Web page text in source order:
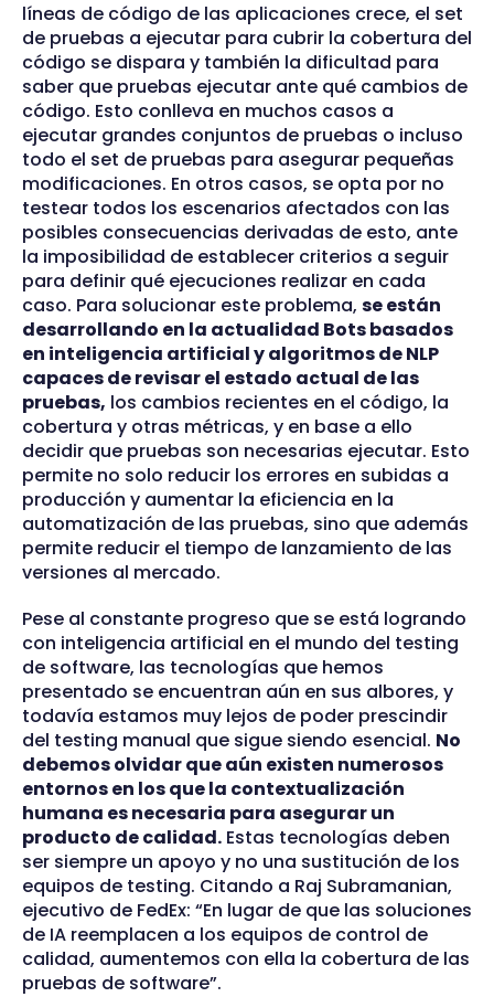
líneas de código de las aplicaciones crece, el set
de pruebas a ejecutar para cubrir la cobertura del
código se dispara y también la dificultad para
saber que pruebas ejecutar ante qué cambios de
código. Esto conlleva en muchos casos a
ejecutar grandes conjuntos de pruebas o incluso
todo el set de pruebas para asegurar pequeñas
modificaciones. En otros casos, se opta por no
testear todos los escenarios afectados con las
posibles consecuencias derivadas de esto, ante
la imposibilidad de establecer criterios a seguir
para definir qué ejecuciones realizar en cada
caso. Para solucionar este problema, se están
desarrollando en la actualidad Bots basados
en inteligencia artificial y algoritmos de NLP
capaces de revisar el estado actual de las
pruebas, los cambios recientes en el código, la
cobertura y otras métricas, y en base a ello
decidir que pruebas son necesarias ejecutar. Esto
permite no solo reducir los errores en subidas a
producción y aumentar la eficiencia en la
automatización de las pruebas, sino que además
permite reducir el tiempo de lanzamiento de las
versiones al mercado.
Pese al constante progreso que se está logrando
con inteligencia artificial en el mundo del testing
de software, las tecnologías que hemos
presentado se encuentran aún en sus albores, y
todavía estamos muy lejos de poder prescindir
del testing manual que sigue siendo esencial. No
debemos olvidar que aún existen numerosos
entornos en los que la contextualización
humana es necesaria para asegurar un
producto de calidad. Estas tecnologías deben
ser siempre un apoyo y no una sustitución de los
equipos de testing. Citando a Raj Subramanian,
ejecutivo de FedEx: “En lugar de que las soluciones
de IA reemplacen a los equipos de control de
calidad, aumentemos con ella la cobertura de las
pruebas de software”.